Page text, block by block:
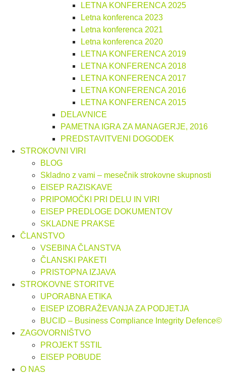
LETNA KONFERENCA 2025
Letna konferenca 2023
Letna konferenca 2021
Letna konferenca 2020
LETNA KONFERENCA 2019
LETNA KONFERENCA 2018
LETNA KONFERENCA 2017
LETNA KONFERENCA 2016
LETNA KONFERENCA 2015
DELAVNICE
PAMETNA IGRA ZA MANAGERJE, 2016
PREDSTAVITVENI DOGODEK
STROKOVNI VIRI
BLOG
Skladno z vami – mesečnik strokovne skupnosti
EISEP RAZISKAVE
PRIPOMOČKI PRI DELU IN VIRI
EISEP PREDLOGE DOKUMENTOV
SKLADNE PRAKSE
ČLANSTVO
VSEBINA ČLANSTVA
ČLANSKI PAKETI
PRISTOPNA IZJAVA
STROKOVNE STORITVE
UPORABNA ETIKA
EISEP IZOBRAŽEVANJA ZA PODJETJA
BUCID – Business Compliance Integrity Defence©
ZAGOVORNIŠTVO
PROJEKT 5STIL
EISEP POBUDE
O NAS